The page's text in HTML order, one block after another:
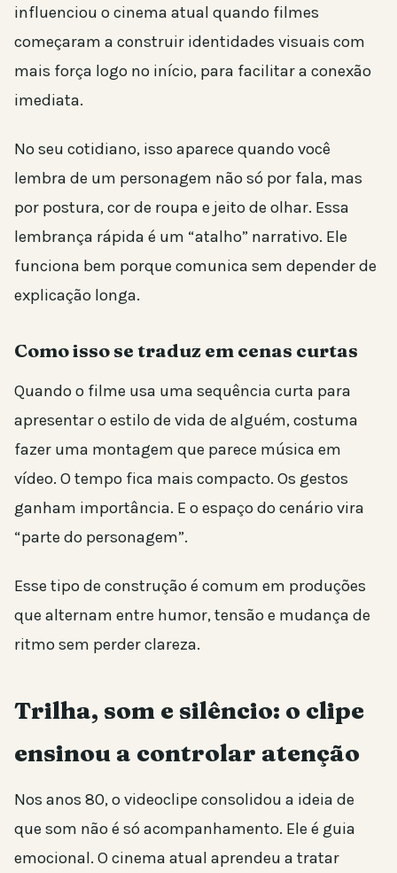
influenciou o cinema atual quando filmes
começaram a construir identidades visuais com
mais força logo no início, para facilitar a conexão
imediata.
No seu cotidiano, isso aparece quando você
lembra de um personagem não só por fala, mas
por postura, cor de roupa e jeito de olhar. Essa
lembrança rápida é um “atalho” narrativo. Ele
funciona bem porque comunica sem depender de
explicação longa.
Como isso se traduz em cenas curtas
Quando o filme usa uma sequência curta para
apresentar o estilo de vida de alguém, costuma
fazer uma montagem que parece música em
vídeo. O tempo fica mais compacto. Os gestos
ganham importância. E o espaço do cenário vira
“parte do personagem”.
Esse tipo de construção é comum em produções
que alternam entre humor, tensão e mudança de
ritmo sem perder clareza.
Trilha, som e silêncio: o clipe
ensinou a controlar atenção
Nos anos 80, o videoclipe consolidou a ideia de
que som não é só acompanhamento. Ele é guia
emocional. O cinema atual aprendeu a tratar